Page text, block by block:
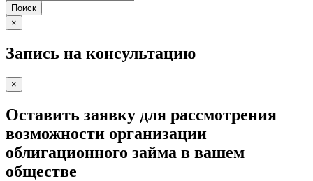
Поиск
×
Запись на консультацию
×
Оставить заявку для рассмотрения
возможности организации
облигационного займа в вашем
обществе